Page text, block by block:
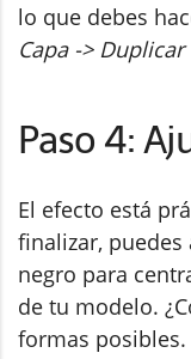
lo que debes
Capa -> Duplicar
Paso 4:
El efecto está
finalizar,
negro para
de tu modelo.
formas posibles.